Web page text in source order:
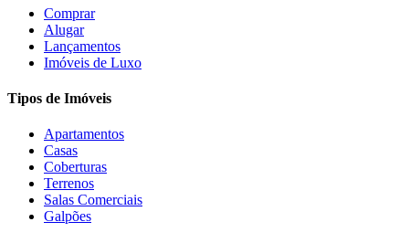
Comprar
Alugar
Lançamentos
Imóveis de Luxo
Tipos de Imóveis
Apartamentos
Casas
Coberturas
Terrenos
Salas Comerciais
Galpões